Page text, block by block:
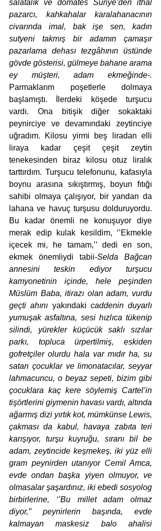
salatalık ve domates Suriye’den ithal
pazarcı, kahkahalar karalahanacının
civarında imal, bak işe sen, kadın
sutyeni takmış bir adamın çamaşır
pazarlama dehası tezgâhının üstünde
gövde gösterisi, gülmeye bahane arama
Parmaklarım poşetlerle dolmaya
başlamıştı. İlerdeki köşede turşucu
vardı. Ona bitişik diğer sokaktaki
peynirciye ve devamındaki zeytinciye
uğradım. Kilosu yirmi beş liradan elli
liraya kadar çeşit çeşit zeytin
tenekesinden biraz kilosu otuz liralık
tarttırdım. Turşucu telefonunu, kafasıyla
boynu arasına sıkıştırmış, boyun fıtığı
sahibi olmaya çalışıyor, bir yandan da
lahana ve havuç turşusu dolduruyordu.
Bu kadar önemli ne konuşuyor diye
merak edip kulak kesildim, ‘’Ekmekle
içecek mi, he tamam,’’ dedi en son,
ekmek önemliydi tabii-Selda Bağcan
annesini teskin ediyor turşucu
kamyonetinin içinde, hele peşinden
Müslüm Baba, itirazı olan adam, vurdu
geçti ahını yakındaki caddenin duyarlı
yumuşak asfaltına, sesi hızlıca tükenip
silindi, yürekler küçücük saklı sızılar
parkı, topluca ürpertilmiş, eskiden
gofretçiler olurdu hala var mıdır ha, su
satan çocuklar ve limonatacılar, seyyar
lahmacuncu, o beyaz sepeti, bizim gibi
çocuklara kaç kere söylemiş Cartel’in
tişörtlerini giymenin havası vardı, altında
ağarmış dizi yırtık kot, mümkünse Lewis,
çakması da kabul, havaya zabıta teri
karışıyor, turşu kuyruğu, sıranı bil be
adam, zeytincide keşmekeş, iki yüz elli
gram peynirden utanıyor Cemil Amca,
evde ondan başka yiyen olmuyor, ve
olmasalar şaşardınız, iki ebedi sosyolog
birbirlerine, ‘’Bu millet adam olmaz
diyor,’’ peynirlerin başında, evde
kalmayan maskesiz balo ahalisi